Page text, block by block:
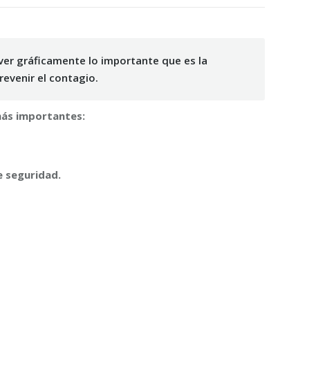
gráficamente lo importante que es la
el contagio.
importantes:
seguridad.